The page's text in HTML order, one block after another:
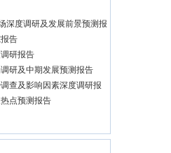
深度调研及发展前景预测报
告
研报告
研及中期发展预测报告
查及影响因素深度调研报
点预测报告